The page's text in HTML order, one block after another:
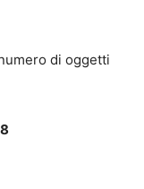
di oggetti